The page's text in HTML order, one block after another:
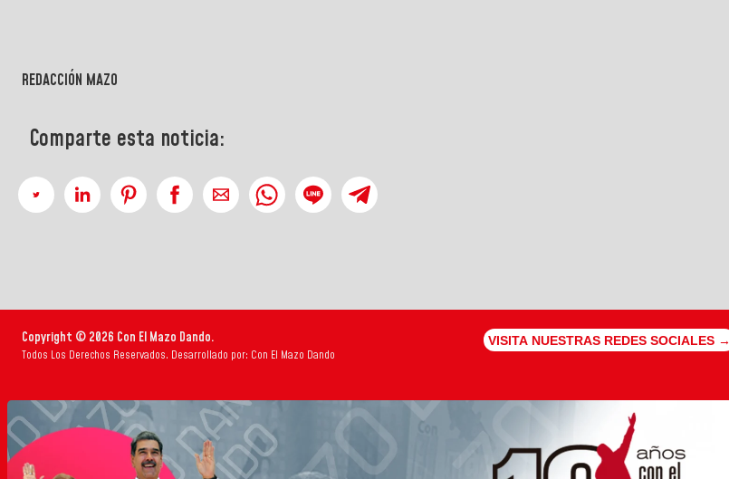
REDACCIÓN MAZO
Comparte esta noticia:
Copyright © 2026 Con El Mazo Dando.
Todos Los Derechos Reservados. Desarrollado por: Con El Mazo Dando
VISITA NUESTRAS REDES SOCIALES →